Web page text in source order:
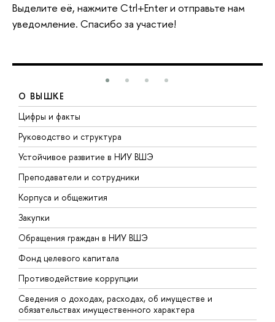
Выделите её, нажмите Ctrl+Enter и отправьте нам
уведомление. Спасибо за участие!
О ВЫШКЕ
Цифры и факты
Руководство и структура
Устойчивое развитие в НИУ ВШЭ
Преподаватели и сотрудники
Корпуса и общежития
Закупки
Обращения граждан в НИУ ВШЭ
Фонд целевого капитала
Противодействие коррупции
Сведения о доходах, расходах, об имуществе и
обязательствах имущественного характера